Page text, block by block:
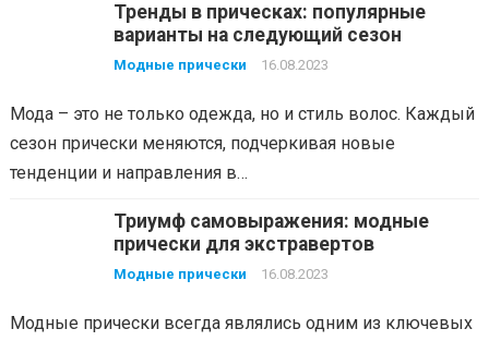
Тренды в прическах: популярные
варианты на следующий сезон
Модные прически 16.08.2023
Мода – это не только одежда, но и стиль волос. Каждый
сезон прически меняются, подчеркивая новые
тенденции и направления в…
Триумф самовыражения: модные
прически для экстравертов
Модные прически 16.08.2023
Модные прически всегда являлись одним из ключевых